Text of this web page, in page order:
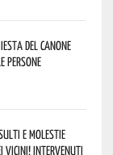
del canone
persone
e molestie
vicini! Intervenuti